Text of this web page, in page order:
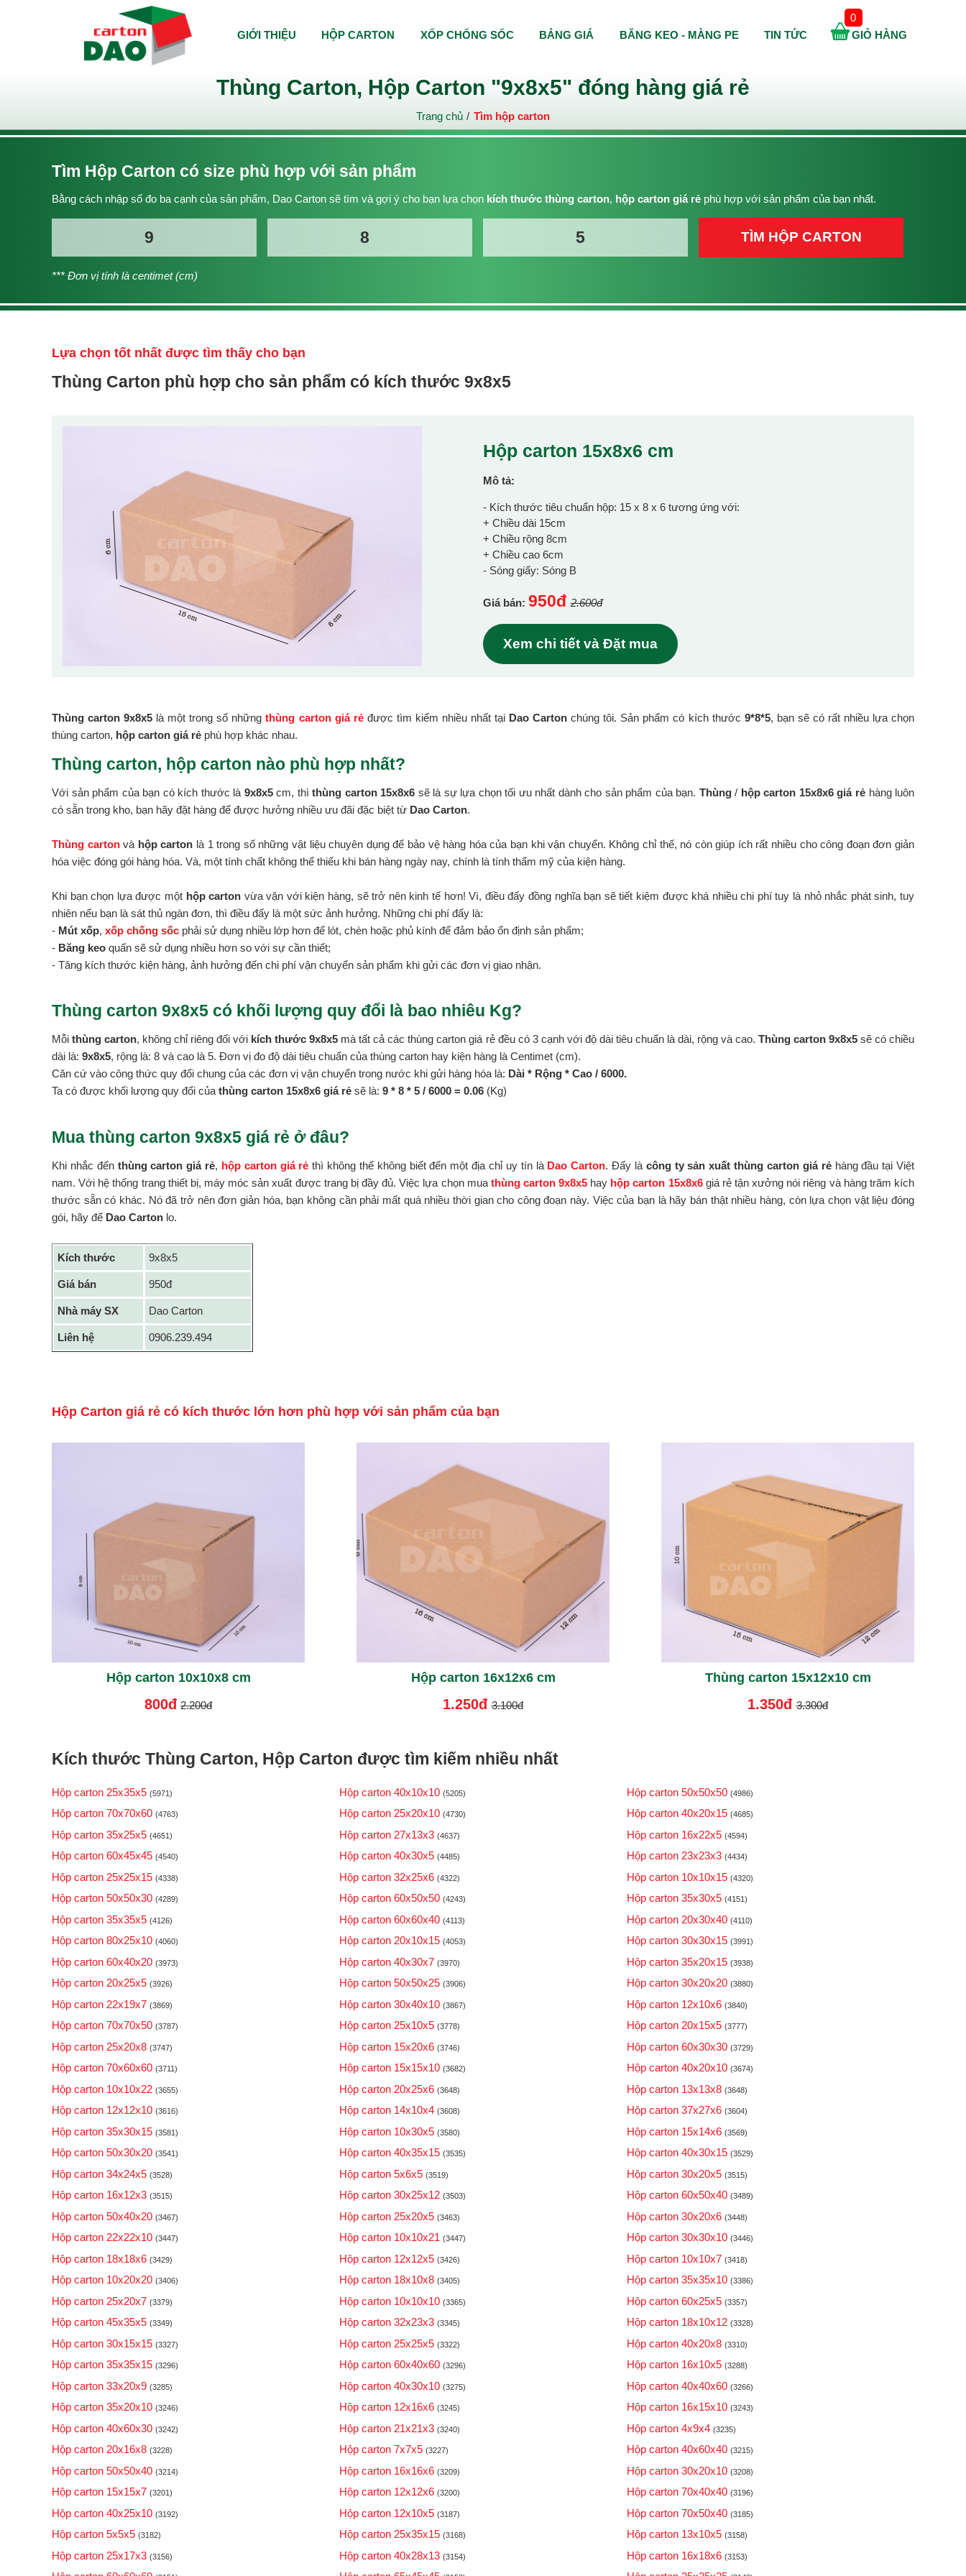
Thùng Carton, Hộp Carton "9x8x5" đóng hàng giá rẻ
Trang chủ Tìm hộp carton
Tìm Hộp Carton có size phù hợp với sản phẩm
Bằng cách nhập số đo ba cạnh của sản phẩm, Dao Carton sẽ tìm và gợi ý cho bạn lựa chọn kích thước thùng carton, hộp carton giá rẻ phù hợp với sản phẩm của bạn nhất.
TÌM HỘP CARTON
*** Đơn vị tính là centimet (cm)
Lựa chọn tốt nhất được tìm thấy cho bạn
Thùng Carton phù hợp cho sản phẩm có kích thước 9x8x5
Hộp carton 15x8x6 cm
Mô tả:
- Kích thước tiêu chuẩn hộp: 15 x 8 x 6 tương ứng với:
+ Chiều dài 15cm
+ Chiều rộng 8cm
+ Chiều cao 6cm
- Sóng giấy: Sóng B
Giá bán: 950đ 2.600đ
Xem chi tiết và Đặt mua
Thùng carton 9x8x5 là một trong số nhữngthùng carton giá rẻđược tìm kiếm nhiều nhất tại Dao Carton chúng tôi. Sản phẩm có kích thước 9*8*5, bạn sẽ có rất nhiều lựa chọn
thùng carton, hộp carton giá rẻ phù hợp khác nhau.
Thùng carton, hộp carton nào phù hợp nhất?
Với sản phẩm của bạn có kích thước là 9x8x5cm, thìthùng carton 15x8x6 sẽ là sự lựa chọn tối ưu nhất dành cho sản phẩm của bạn. Thùng/ hộp carton 15x8x6 giá rẻ hàng luôn
có sẵn trong kho, bạn hãy đặt hàng để được hưởng nhiều ưu đãi đặc biệt từ Dao Carton.
Thùng cartonvà hộp carton là 1 trong số những vật liệu chuyên dụng để bảo vệ hàng hóa của bạn khi vận chuyển. Không chỉ thế, nó còn giúp ích rất nhiều cho công đoạn đơn giản
hóa việc đóng gói hàng hóa. Và, một tính chất không thể thiếu khi bán hàng ngày nay, chính là tính thẩm mỹ của kiện hàng.
Khi bạn chọn lựa được một hộp carton vừa vặn với kiện hàng, sẽ trở nên kinh tế hơn! Vì, điều đấy đồng nghĩa bạn sẽ tiết kiệm được khá nhiều chi phí tuy là nhỏ nhắc phát sinh, tuy
nhiên nếu bạn là sát thủ ngàn đơn, thì điều đấy là một sức ảnh hưởng. Những chi phí đấy là:
- Mút xốp, xốp chống sốc phải sử dụng nhiều lớp hơn để lót, chèn hoặc phủ kính để đảm bảo ổn định sản phẩm;
- Băng keo quấn sẽ sử dụng nhiều hơn so với sự cần thiết;
- Tăng kích thước kiện hàng, ảnh hưởng đến chi phí vận chuyển sản phẩm khi gửi các đơn vị giao nhận.
Thùng carton 9x8x5 có khối lượng quy đổi là bao nhiêu Kg?
Mỗithùng carton, không chỉ riêng đối với kích thước 9x8x5 mà tất cả các thùng carton giá rẻ đều có 3 cạnh với độ dài tiêu chuẩn là dài, rộng và cao. Thùng carton 9x8x5sẽ có chiều
dài là: 9x8x5, rộng là: 8 và cao là 5. Đơn vị đo độ dài tiêu chuẩn của thùng carton hay kiện hàng là Centimet (cm).
Căn cứ vào công thức quy đổi chung của các đơn vị vận chuyển trong nước khi gửi hàng hóa là: Dài * Rộng * Cao / 6000.
Ta có được khối lượng quy đổi của thùng carton 15x8x6 giá rẻ sẽ là: 9 * 8 * 5 / 6000 = 0.06 (Kg)
Mua thùng carton 9x8x5 giá rẻ ở đâu?
Khi nhắc đến thùng carton giá rẻ, hộp carton giá rẻ thì không thể không biết đến một địa chỉ uy tín là Dao Carton. Đấy là công ty sản xuất thùng carton giá rẻhàng đầu tại Việt
nam. Với hệ thống trang thiết bị, máy móc sản xuất được trang bị đầy đủ. Việc lựa chọn mua thùng carton 9x8x5 hay hộp carton 15x8x6giá rẻ tận xưởng nói riêng và hàng trăm kích
thước sẵn có khác. Nó đã trở nên đơn giản hóa, bạn không cần phải mất quá nhiều thời gian cho công đoạn này. Việc của bạn là hãy bán thật nhiều hàng, còn lựa chọn vật liệu đóng
gói, hãy để Dao Carton lo.
Kích thước 9x8x5
Giá bán 950đ
Nhà máy SX Dao Carton
Liên hệ 0906.239.494
Hộp Carton giá rẻ có kích thước lớn hơn phù hợp với sản phẩm của bạn
Hộp carton 10x10x8 cm
800đ 2.200đ
Hộp carton 16x12x6 cm
1.250đ 3.100đ
Thùng carton 15x12x10 cm
1.350đ 3.300đ
Kích thước Thùng Carton, Hộp Carton được tìm kiếm nhiều nhất
Hộp carton 25x35x5 (5971) Hộp carton 40x10x10 (5205) Hộp carton 50x50x50 (4986)
Hộp carton 70x70x60 (4763) Hộp carton 25x20x10 (4730) Hộp carton 40x20x15 (4685)
Hộp carton 35x25x5 (4651) Hộp carton 27x13x3 (4637) Hộp carton 16x22x5 (4594)
Hộp carton 60x45x45 (4540) Hộp carton 40x30x5 (4485) Hộp carton 23x23x3 (4434)
Hộp carton 25x25x15 (4338) Hộp carton 32x25x6 (4322) Hộp carton 10x10x15 (4320)
Hộp carton 50x50x30 (4289) Hộp carton 60x50x50 (4243) Hộp carton 35x30x5 (4151)
Hộp carton 35x35x5 (4126) Hộp carton 60x60x40 (4113) Hộp carton 20x30x40 (4110)
Hộp carton 80x25x10 (4060) Hộp carton 20x10x15 (4053) Hộp carton 30x30x15 (3991)
Hộp carton 60x40x20 (3973) Hộp carton 40x30x7 (3970) Hộp carton 35x20x15 (3938)
Hộp carton 20x25x5 (3926) Hộp carton 50x50x25 (3906) Hộp carton 30x20x20 (3880)
Hộp carton 22x19x7 (3869) Hộp carton 30x40x10 (3867) Hộp carton 12x10x6 (3840)
Hộp carton 70x70x50 (3787) Hộp carton 25x10x5 (3778) Hộp carton 20x15x5 (3777)
Hộp carton 25x20x8 (3747) Hộp carton 15x20x6 (3746) Hộp carton 60x30x30 (3729)
Hộp carton 70x60x60 (3711) Hộp carton 15x15x10 (3682) Hộp carton 40x20x10 (3674)
Hộp carton 10x10x22 (3655) Hộp carton 20x25x6 (3648) Hộp carton 13x13x8 (3648)
Hộp carton 12x12x10 (3616) Hộp carton 14x10x4 (3608) Hộp carton 37x27x6 (3604)
Hộp carton 35x30x15 (3581) Hộp carton 10x30x5 (3580) Hộp carton 15x14x6 (3569)
Hộp carton 50x30x20 (3541) Hộp carton 40x35x15 (3535) Hộp carton 40x30x15 (3529)
Hộp carton 34x24x5 (3528) Hộp carton 5x6x5 (3519) Hộp carton 30x20x5 (3515)
Hộp carton 16x12x3 (3515) Hộp carton 30x25x12 (3503) Hộp carton 60x50x40 (3489)
Hộp carton 50x40x20 (3467) Hộp carton 25x20x5 (3463) Hộp carton 30x20x6 (3448)
Hộp carton 22x22x10 (3447) Hộp carton 10x10x21 (3447) Hộp carton 30x30x10 (3446)
Hộp carton 18x18x6 (3429) Hộp carton 12x12x5 (3426) Hộp carton 10x10x7 (3418)
Hộp carton 10x20x20 (3406) Hộp carton 18x10x8 (3405) Hộp carton 35x35x10 (3386)
Hộp carton 25x20x7 (3379) Hộp carton 10x10x10 (3365) Hộp carton 60x25x5 (3357)
Hộp carton 45x35x5 (3349) Hộp carton 32x23x3 (3345) Hộp carton 18x10x12 (3328)
Hộp carton 30x15x15 (3327) Hộp carton 25x25x5 (3322) Hộp carton 40x20x8 (3310)
Hộp carton 35x35x15 (3296) Hộp carton 60x40x60 (3296) Hộp carton 16x10x5 (3288)
Hộp carton 33x20x9 (3285) Hộp carton 40x30x10 (3275) Hộp carton 40x40x60 (3266)
Hộp carton 35x20x10 (3246) Hộp carton 12x16x6 (3245) Hộp carton 16x15x10 (3243)
Hộp carton 40x60x30 (3242) Hộp carton 21x21x3 (3240) Hộp carton 4x9x4 (3235)
Hộp carton 20x16x8 (3228) Hộp carton 7x7x5 (3227) Hộp carton 40x60x40 (3215)
Hộp carton 50x50x40 (3214) Hộp carton 16x16x6 (3209) Hộp carton 30x20x10 (3208)
Hộp carton 15x15x7 (3201) Hộp carton 12x12x6 (3200) Hộp carton 70x40x40 (3196)
Hộp carton 40x25x10 (3192) Hộp carton 12x10x5 (3187) Hộp carton 70x50x40 (3185)
Hộp carton 5x5x5 (3182) Hộp carton 25x35x15 (3168) Hộp carton 13x10x5 (3158)
Hộp carton 25x17x3 (3156) Hộp carton 40x28x13 (3154) Hộp carton 16x18x6 (3153)
GIỚI THIỆU HỘP CARTON XỐP CHỐNG SỐC BẢNG GIÁ BĂNG KEO - MÀNG PE TIN TỨC GIỎ HÀNG
0